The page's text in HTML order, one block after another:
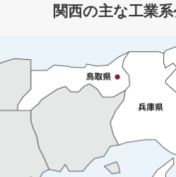
関西の主な工業